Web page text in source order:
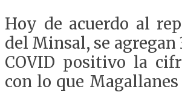
Hoy de acuerdo al
del Minsal, se agregan
COVID positivo la
con lo que